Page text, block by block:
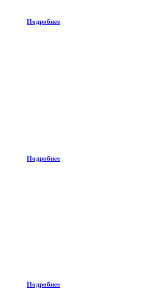
Подробнее
Подробнее
Подробнее